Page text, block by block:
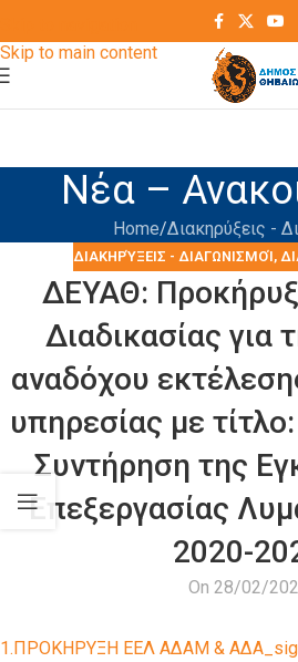
Skip to main content
Νέα –
Home Διακηρύξεις -
ΔΙΑΚΗΡΎΞΕΙΣ - ΔΙΑΓΩΝΙΣΜΟΊ,
ΔΕΥΑΘ:
Διαδικασίας για
αναδόχου
υπηρεσίας με
Συντήρηση της
Επεξεργασίας
2020-
On 28/02/
1.ΠΡΟΚΗΡΥΞΗ ΕΕΛ ΑΔΑΜ &